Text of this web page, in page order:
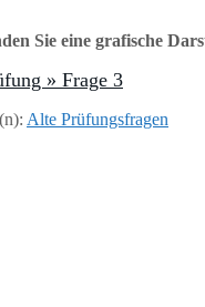
Sie eine grafische
» Frage 3
Alte Prüfungsfragen